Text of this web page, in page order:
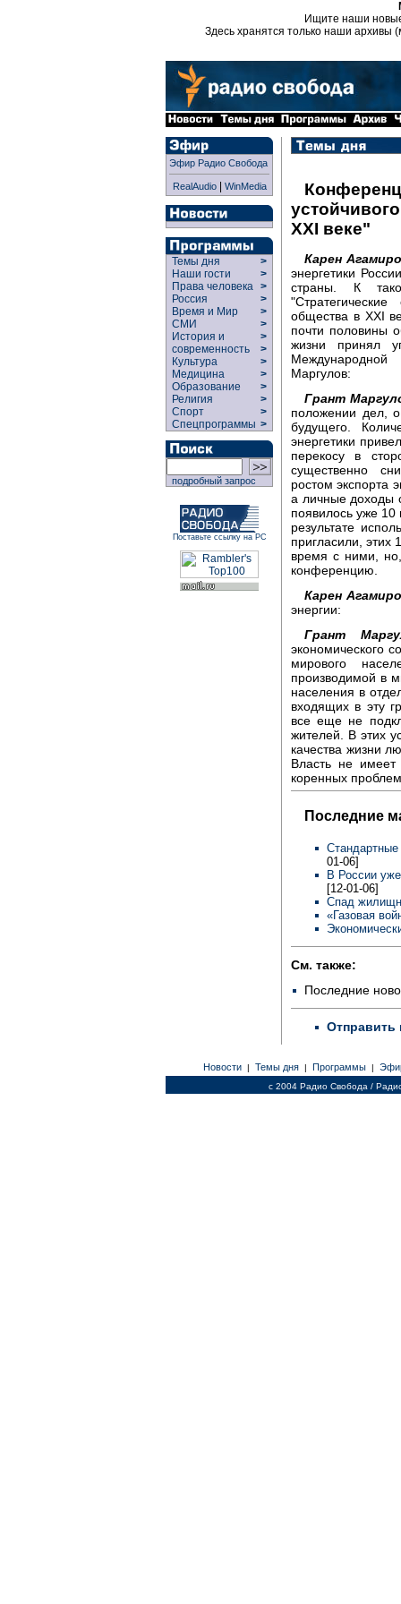
Ищите наши
Здесь хранятся только наши архивы
Эфир Радио Свобода
RealAudio| WinMedia
Темы дня
>
Наши гости
>
Права человека >
Россия
>
Время и Мир
>
СМИ
>
История и
современность
>
>
Культура
>
Медицина
>
Образование
>
Религия
>
Спорт
>
Спецпрограммы >
подробный запрос
Поставьте ссылку на РС
XXI веке"
Карен
энергетики
страны. К
общества в XXI
почти половины
жизни принял
Международной
Маргулов:
Грант
положении дел,
будущего.
энергетики
перекосу в
существенно
ростом экспорта
а личные доходы
появилось уже
результате
пригласили,
время с ними,
конференцию.
Карен
энергии:
Грант
экономического
мирового
производимой в
населения в
входящих в эту
все еще не
жителей. В этих
качества жизни
Власть не
коренных
Последние
01-06]
В России
[12-01-06]
Спад
«Газовая
См. также:
Последние
Отправить
Новости | Темы дня | Программы |
c 2004 Радио Свобода /